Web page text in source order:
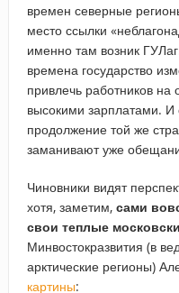
времен северные
место ссылки
именно там возник
времена государство
привлечь работников на
высокими зарплатами.
продолжение той же
заманивают уже
Чиновники видят
хотя, заметим, сами
свои теплые
Минвостокразвития (в
арктические регионы)
картины: